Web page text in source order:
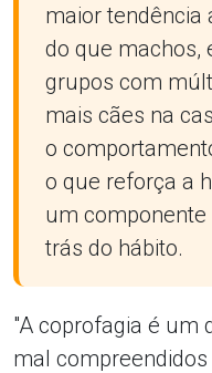
maior tendência
do que machos,
grupos com
mais cães na
o
o que reforça a
um
trás do hábito.
"A coprofagia é um
mal